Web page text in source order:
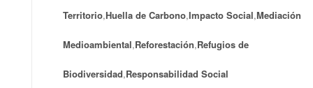
Territorio,Huella de Carbono,Impacto Social,Mediación
Medioambiental,Reforestación,Refugios de
Biodiversidad,Responsabilidad Social